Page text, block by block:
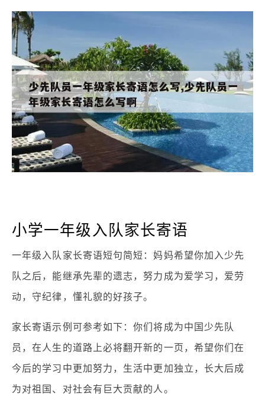
小学一年级入队家长寄语
一年级入队家长寄语短句简短：妈妈希望你加入少先
队之后，能继承先辈的遗志，努力成为爱学习，爱劳
动，守纪律，懂礼貌的好孩子。
家长寄语示例可参考如下：你们将成为中国少先队
员，在人生的道路上必将翻开新的一页，希望你们在
今后的学习中更加努力，生活中更加独立，长大后成
为对祖国、对社会有巨大贡献的人。